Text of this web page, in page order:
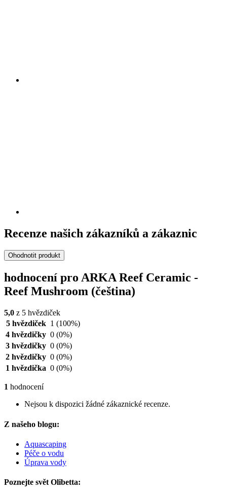
Recenze našich zákazníků a zákaznic
Ohodnotit produkt
hodnocení pro ARKA Reef Ceramic -
Reef Mushroom (čeština)
5,0 z 5 hvězdiček
5 hvězdiček 1 (100%)
4 hvězdičky 0 (0%)
3 hvězdičky 0 (0%)
2 hvězdičky 0 (0%)
1 hvězdička 0 (0%)
1 hodnocení
Nejsou k dispozici žádné zákaznické recenze.
Z našeho blogu:
Aquascaping
Péče o vodu
Úprava vody
Poznejte svět Olibetta: